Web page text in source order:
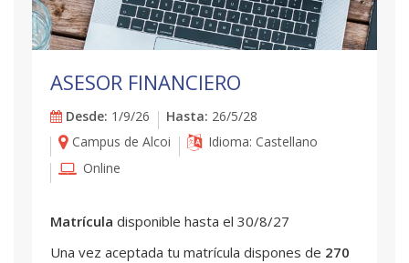
ASESOR FINANCIERO
Desde: 1/9/26 Hasta: 26/5/28
Campus de Alcoi
Idioma: Castellano
Online
Matrícula disponible hasta el 30/8/27
Una vez aceptada tu matrícula dispones de 270